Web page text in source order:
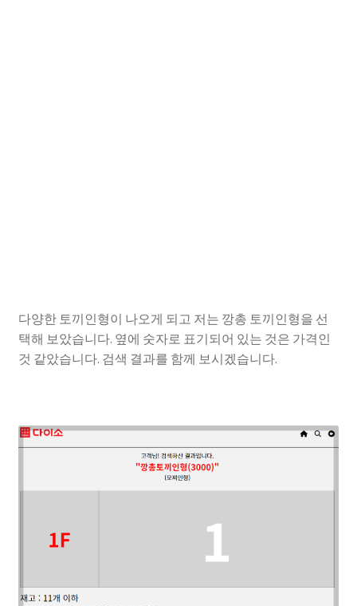
다양한 토끼인형이 나오게 되고 저는 깡총 토끼인형을 선
택해 보았습니다. 옆에 숫자로 표기되어 있는 것은 가격인
것 같았습니다. 검색 결과를 함께 보시겠습니다.